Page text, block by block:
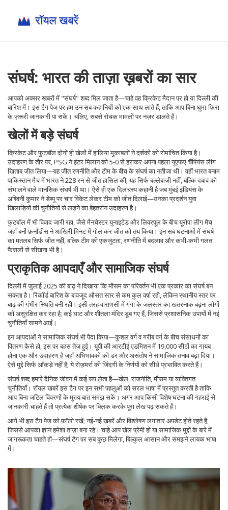
संघर्ष: भारत की ताज़ा ख़बरों का सार
आपको अक्सर खबरों में "संघर्ष" शब्द मिल जाता है—चाहे वह क्रिकेट मैदान पर हो या दिल्ली की
बारिश में। इस टैग पेज पर हम उन सब कहानियों को एक साथ लाते हैं, ताकि आप बिना घुमा‑फिरा
के ज़रूरी जानकारी पा सकें। चलिए, सबसे रोचक मामलों पर नज़र डालते हैं।
खेलों में बड़े संघर्ष
क्रिकेट और फुटबॉल दोनों ही खेलों में हालिया मुकाबलों ने दर्शकों को रोमांचित किया है।
उदाहरण के तौर पर, PSG ने इंटर मिलान को 5‑0 से हराकर अपना पहला यूएफए चैंपियंस लीग
खिताब जीत लिया—यह जीत रणनीति और टीम के बीच के संघर्ष का नतीजा थी। वहीं भारत बनाम
पाकिस्तान मैच में भारत ने 228 रन से जीत हासिल की; यह सिर्फ बल्लेबाज़ी नहीं, बल्कि दबाव को
संभालने वाले मानसिक संघर्ष भी था। ऐसे ही एक दिलचस्प कहानी है जब मुंबई इंडियंस के
अश्विनी कुमार ने डेब्यू पर चार विकेट लेकर टीम को जीत दिलाई—उनका प्रदर्शन युवा
खिलाड़ियों की चुनौतियों से लड़ने का बेहतरीन उदाहरण है।
फुटबॉल में भी विवाद जारी रहा, जैसे मैनचेस्टर युनाइटेड और लिवरपूल के बीच यूरोपा लीग मैच
जहाँ बर्नो फ़र्नांडीस ने आखिरी मिनट में गोल कर जीत को तय किया। इन सब घटनाओं में संघर्ष
का मतलब सिर्फ जीत नहीं, बल्कि टीम की एकजुटता, रणनीति में बदलाव और कभी‑कभी गलत
फैसलों से सीखना भी है।
प्राकृतिक आपदाएँ और सामाजिक संघर्ष
दिल्ली में जुलाई 2025 की बाढ़ ने दिखाया कि मौसम का परिवर्तन भी एक प्रकार का संघर्ष बन
सकता है। रिकॉर्ड बारिश के बावजूद औसत स्तर से कम कुल वर्षा रही, लेकिन स्थानीय स्तर पर
बाढ़ की गंभीर स्थिति बनी रही। इसी तरह वाराणसी में गंगा के जलस्तर का खतरनाक बढ़ना लोगों
को असुरक्षित कर रहा है; कई घाट और शीतला मंदिर डूब गए हैं, जिससे प्रशासनिक उपायों में नई
चुनौतियाँ सामने आईं।
इन आपदाओं ने सामाजिक संघर्ष भी पैदा किया—कुशल वर्ग व गरीब वर्ग के बीच संसाधनों का
वितरण कैसे हो, इस पर बहस तेज़ हुई। यूपी की आरटीई एडमिशन में 19,000 सीटों का गायब
होना एक और उदाहरण है जहाँ अभिभावकों को डर और असंतोष ने सामाजिक तनाव बढ़ा दिया।
ऐसे मुद्दे सिर्फ आँकड़े नहीं हैं; ये रोज़मर्रा की जिंदगी के निर्णयों को सीधे प्रभावित करते हैं।
संघर्ष शब्द हमारे दैनिक जीवन में कई रूप लेता है—खेल, राजनीति, मौसम या व्यक्तिगत
चुनौतियाँ। रॉयल खबरें इस टैग पर इन सभी पहलुओं को सरल भाषा में प्रस्तुत करती है ताकि
आप बिना जटिल विवरणों के मुख्य बात समझ सकें। अगर आप किसी विशेष घटना की गहराई से
जानकारी चाहते हैं तो प्रत्येक शीर्षक पर क्लिक करके पूरा लेख पढ़ सकते हैं।
आगे भी इस टैग पेज को फ़ॉलो रखें; नई‑नई ख़बरें और विश्लेषण लगातार अपडेट होते रहते हैं,
जिससे आपका ज्ञान हमेशा ताज़ा बना रहे। चाहे आप खेल प्रेमी हों या सामाजिक मुद्दों के बारे में
जागरूकता चाहते हों—संघर्ष टैग पर सब कुछ मिलेगा, बिल्कुल आसान और समझने लायक भाषा
में।